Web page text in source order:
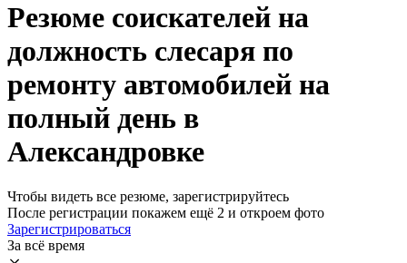
Резюме соискателей на
должность слесаря по
ремонту автомобилей на
полный день в
Александровке
Чтобы видеть все резюме, зарегистрируйтесь
После регистрации покажем ещё 2 и откроем фото
Зарегистрироваться
За всё время